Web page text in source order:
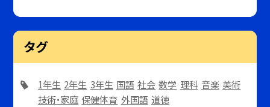
タグ
1年生 2年生 3年生 国語 社会 数学 理科 音楽 美術
技術・家庭 保健体育 外国語 道徳